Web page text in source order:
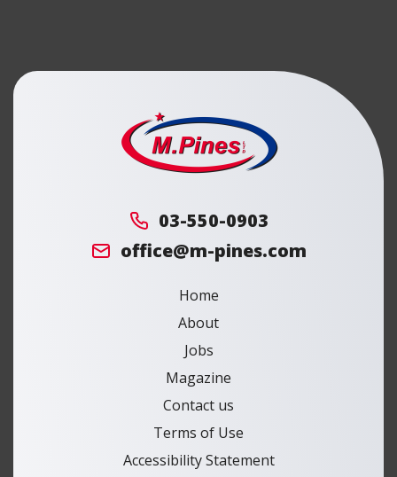
03-550-0903
office@m-pines.com
Home
About
Jobs
Magazine
Contact us
Terms of Use
Accessibility Statement